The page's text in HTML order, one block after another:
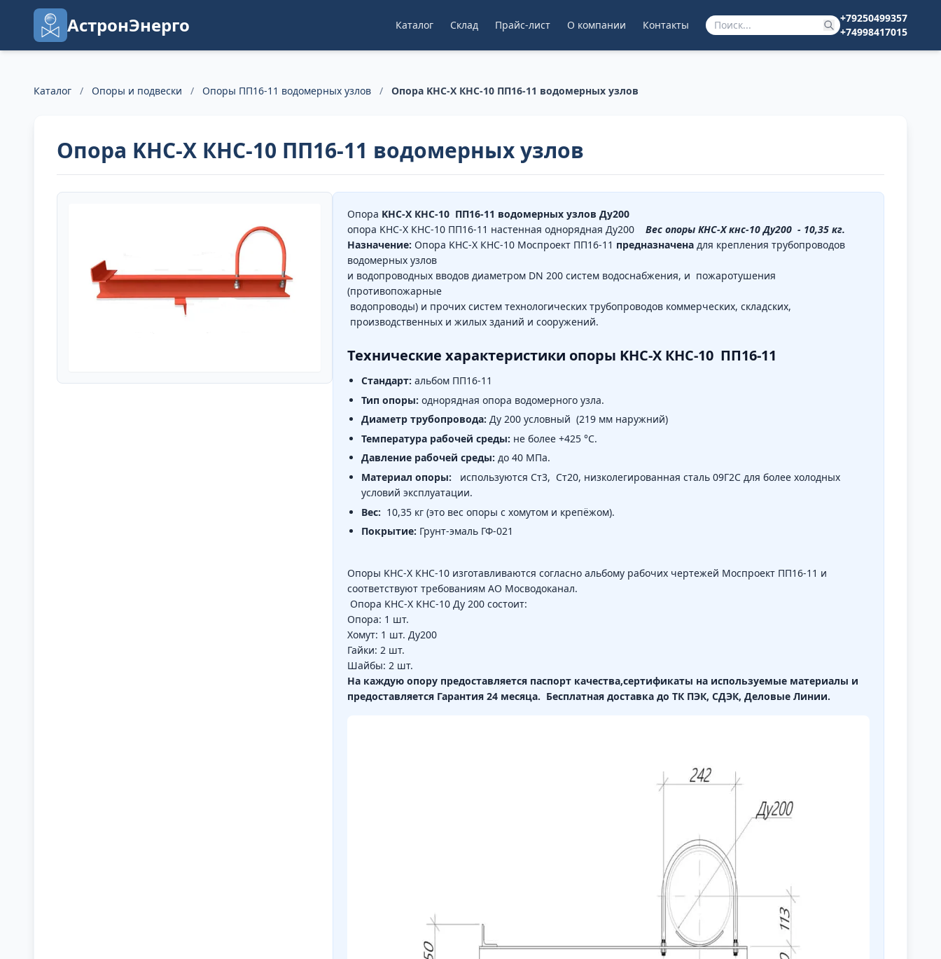
АстронЭнерго Каталог Склад Прайс-лист О компании Контакты
+79250499357
+74998417015
Каталог / Опоры и подвески / Опоры ПП16-11 водомерных узлов / Опора KHC-X КНС-10 ПП16-11 водомерных узлов
Опора KHC-X КНС-10 ПП16-11 водомерных узлов
Опора KHC-X КНС-10 ПП16-11 водомерных узлов Ду200
опора KHC-X КНС-10 ПП16-11 настенная однорядная Ду200 Вес опоры КНС-X кнс-10 Ду200 - 10,35 кг.
Назначение: Опора KHC-X КНС-10 Моспроект ПП16-11 предназначена для крепления трубопроводов
водомерных узлов
и водопроводных вводов диаметром DN 200 систем водоснабжения, и пожаротушения
(противопожарные
водопроводы) и прочих систем технологических трубопроводов коммерческих, складских,
производственных и жилых зданий и сооружений.
Технические характеристики опоры KHC-X КНС-10 ПП16-11
Стандарт: альбом ПП16-11
Тип опоры: однорядная опора водомерного узла.
Диаметр трубопровода: Ду 200 условный (219 мм наружний)
Температура рабочей среды: не более +425 °C.
Давление рабочей среды: до 40 МПа.
Материал опоры: используются Ст3, Ст20, низколегированная сталь 09Г2С для более холодных
условий эксплуатации.
Вес: 10,35 кг (это вес опоры с хомутом и крепёжом).
Покрытие: Грунт-эмаль ГФ-021
Опоры KHC-X КНС-10 изготавливаются согласно альбому рабочих чертежей Моспроект ПП16-11 и
соответствуют требованиям АО Мосводоканал.
Опора KHC-X КНС-10 Ду 200 состоит:
Опора: 1 шт.
Хомут: 1 шт. Ду200
Гайки: 2 шт.
Шайбы: 2 шт.
На каждую опору предоставляется паспорт качества,сертификаты на используемые материалы и
предоставляется Гарантия 24 месяца. Бесплатная доставка до ТК ПЭК, СДЭК, Деловые Линии.